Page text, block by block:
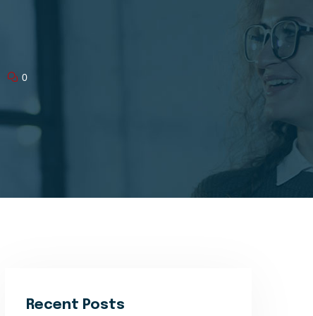
0
Recent Posts